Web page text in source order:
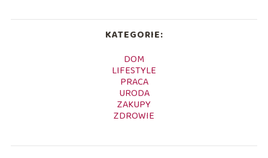
KATEGORIE:
DOM
LIFESTYLE
PRACA
URODA
ZAKUPY
ZDROWIE